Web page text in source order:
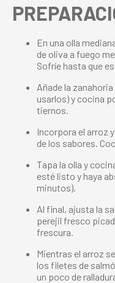
En una olla
de oliva a fuego
Sofríe hasta que
Añade la
usarlos) y cocina
tiernos.
Incorpora el arroz
de los sabores.
Tapa la olla y
esté listo y haya
minutos).
Al final, ajusta la
perejil fresco
frescura.
Mientras el arroz
los filetes de
un poco de